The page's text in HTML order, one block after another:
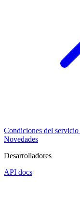
Condiciones del servicio
Novedades
Desarrolladores
API docs